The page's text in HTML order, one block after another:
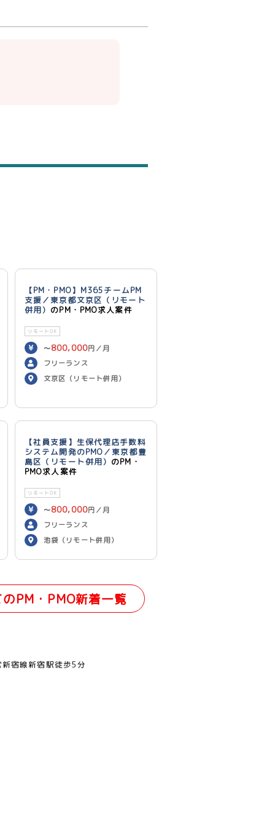
【PM・PMO】M365チームPM
支援／東京都文京区（リモート
併用） のPM・PMO求人案件
リモートOK
〜800,000円／月
フリーランス
文京区（リモート併用）
【社員支援】生保代理店手数料
システム開発のPMO／東京都豊
島区（リモート併用） のPM・
PMO求人案件
リモートOK
〜800,000円／月
フリーランス
池袋（リモート併用）
PM・PMO新着一覧
新宿線新宿駅徒歩5分